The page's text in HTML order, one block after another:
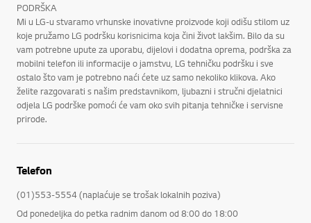
PODRŠKA
Mi u LG-u stvaramo vrhunske inovativne proizvode koji odišu stilom uz
koje pružamo LG podršku korisnicima koja čini život lakšim. Bilo da su
vam potrebne upute za uporabu, dijelovi i dodatna oprema, podrška za
mobilni telefon ili informacije o jamstvu, LG tehničku podršku i sve
ostalo što vam je potrebno naći ćete uz samo nekoliko klikova. Ako
želite razgovarati s našim predstavnikom, ljubazni i stručni djelatnici
odjela LG podrške pomoći će vam oko svih pitanja tehničke i servisne
prirode.
Telefon
(01)553-5554 (naplaćuje se trošak lokalnih poziva)
Od ponedeljka do petka radnim danom od 8:00 do 18:00